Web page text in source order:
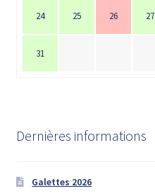
24 25 26 27
31
Dernières informations
Galettes 2026